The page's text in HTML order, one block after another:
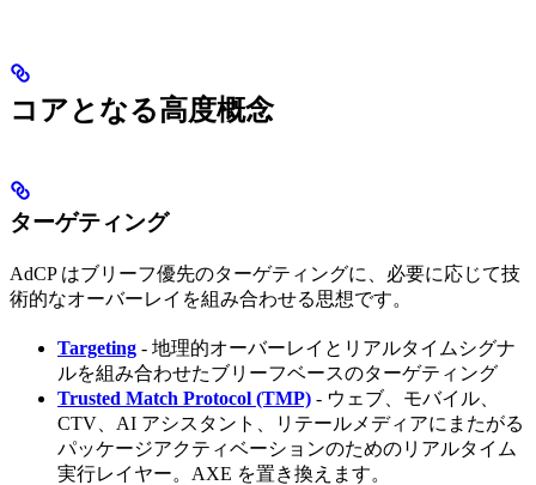
コアとなる高度概念
ターゲティング
AdCP はブリーフ優先のターゲティングに、必要に応じて技
術的なオーバーレイを組み合わせる思想です。
Targeting - 地理的オーバーレイとリアルタイムシグナ
ルを組み合わせたブリーフベースのターゲティング
Trusted Match Protocol (TMP) - ウェブ、モバイル、
CTV、AI アシスタント、リテールメディアにまたがる
パッケージアクティベーションのためのリアルタイム
実行レイヤー。AXE を置き換えます。